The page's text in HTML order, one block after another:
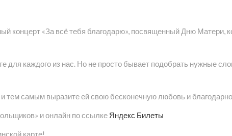
концерт «За всё тебя благодарю», посвященный Дню Матери,
для каждого из нас. Но не просто бывает подобрать нужные
тем самым выразите ей свою бесконечную любовь и
и онлайн по ссылке Яндекс Билеты
карте!